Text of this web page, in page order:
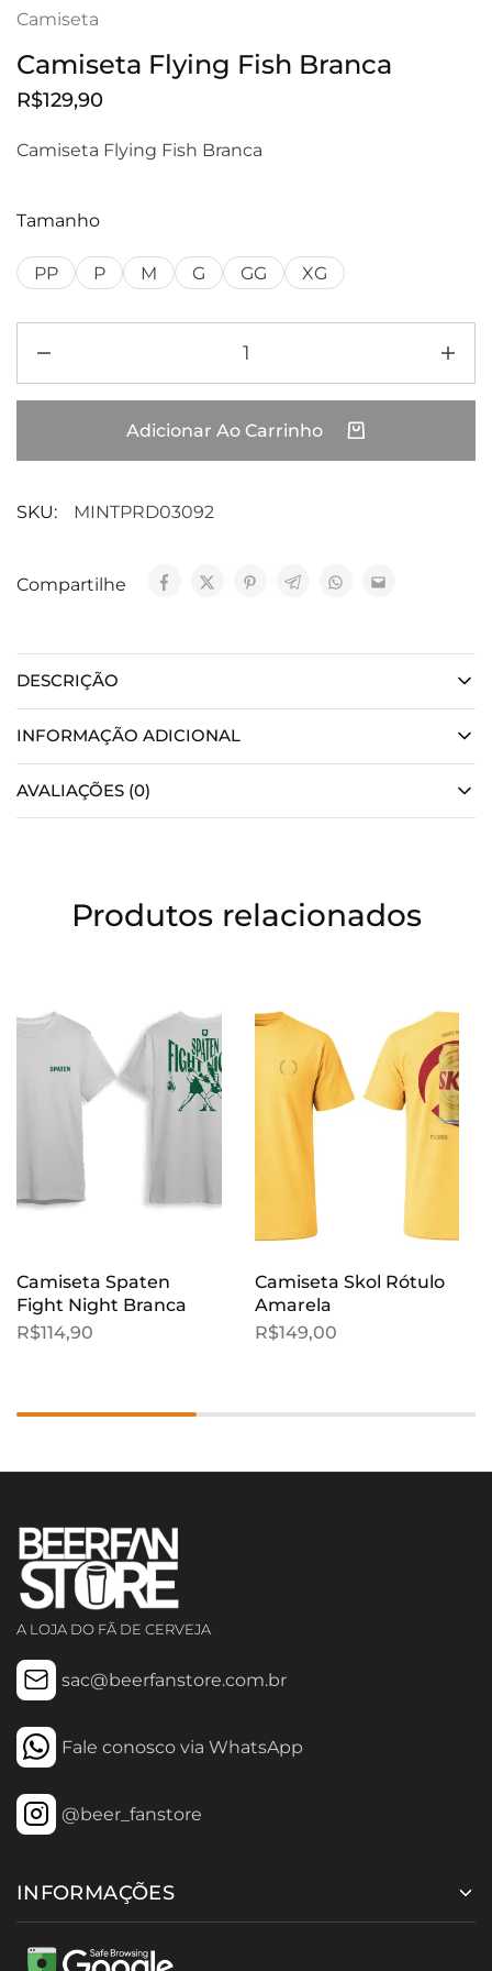
Camiseta
Camiseta Flying Fish Branca
R$129,90
Camiseta Flying Fish Branca
Tamanho
PP P M G GG XG
Adicionar Ao Carrinho
SKU: MINTPRD03092
Compartilhe
DESCRIÇÃO
INFORMAÇÃO ADICIONAL
AVALIAÇÕES (0)
Produtos relacionados
Camiseta Spaten
Fight Night Branca
R$114,90
Camiseta Skol Rótulo
Amarela
R$149,00
A LOJA DO FÃ DE CERVEJA
sac@beerfanstore.com.br
Fale conosco via WhatsApp
@beer_fanstore
INFORMAÇÕES